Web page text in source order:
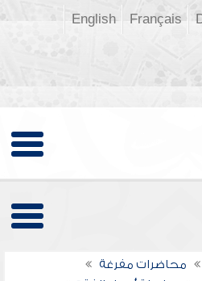
Français
English
محاضرات مفرغة